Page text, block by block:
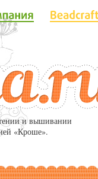
и вышивании
«Кроше».